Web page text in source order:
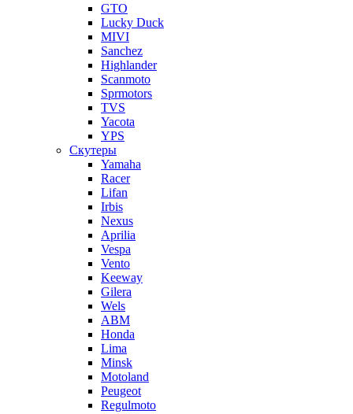
GTO
Lucky Duck
MIVI
Sanchez
Highlander
Scanmoto
Sprmotors
TVS
Yacota
YPS
Скутеры
Yamaha
Racer
Lifan
Irbis
Nexus
Aprilia
Vespa
Vento
Keeway
Gilera
Wels
ABM
Honda
Lima
Minsk
Motoland
Peugeot
Regulmoto